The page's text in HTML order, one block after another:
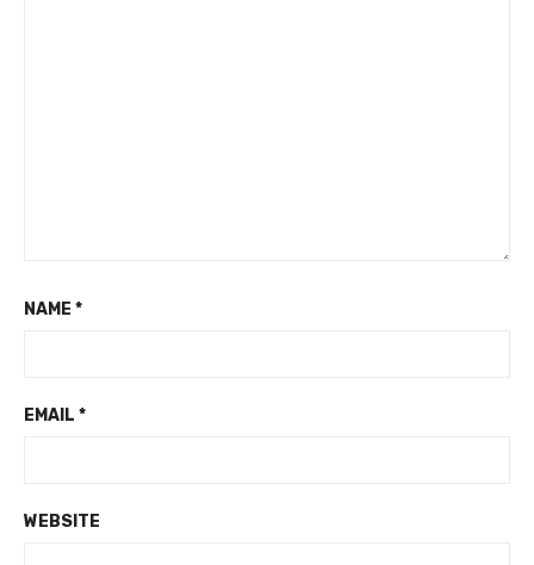
NAME *
EMAIL *
WEBSITE